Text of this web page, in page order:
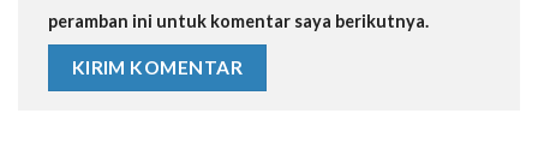
peramban ini untuk komentar saya berikutnya.